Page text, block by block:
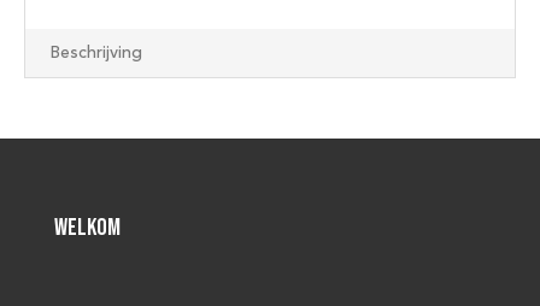
Beschrijving
Welkom